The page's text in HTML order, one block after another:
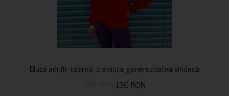
Bluză adulți- iubirea, credința, generozitatea vindecă
130 RON